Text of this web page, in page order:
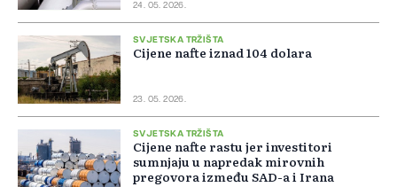
24. 05. 2026.
SVJETSKA TRŽIŠTA
Cijene nafte iznad 104 dolara
23. 05. 2026.
SVJETSKA TRŽIŠTA
Cijene nafte rastu jer investitori
sumnjaju u napredak mirovnih
pregovora između SAD-a i Irana